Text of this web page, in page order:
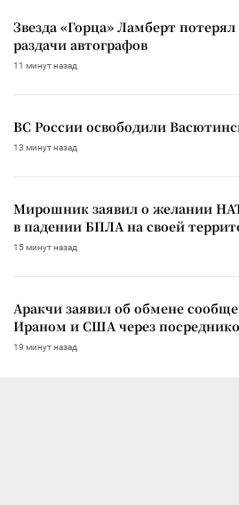
Звезда «Горца» Ламберт
раздачи автографов
11 минут назад
ВС России освободили
13 минут назад
Мирошник заявил о желании
в падении БПЛА на своей
15 минут назад
Аракчи заявил об обмене
Ираном и США через
19 минут назад